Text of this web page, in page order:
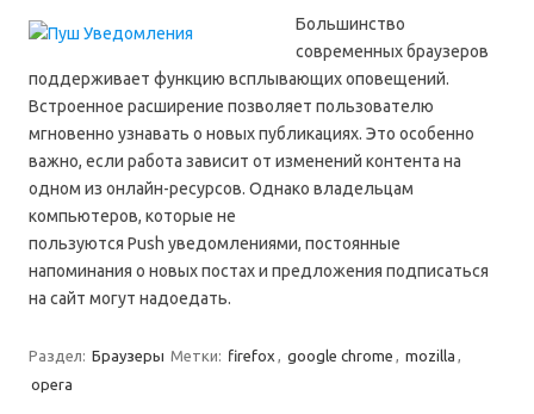
Большинство
современных браузеров
поддерживает функцию всплывающих оповещений.
Встроенное расширение позволяет пользователю
мгновенно узнавать о новых публикациях. Это особенно
важно, если работа зависит от изменений контента на
одном из онлайн-ресурсов. Однако владельцам
компьютеров, которые не
пользуются Push уведомлениями, постоянные
напоминания о новых постах и предложения подписаться
на сайт могут надоедать.
Раздел: Браузеры Метки: firefox , google chrome , mozilla ,
opera